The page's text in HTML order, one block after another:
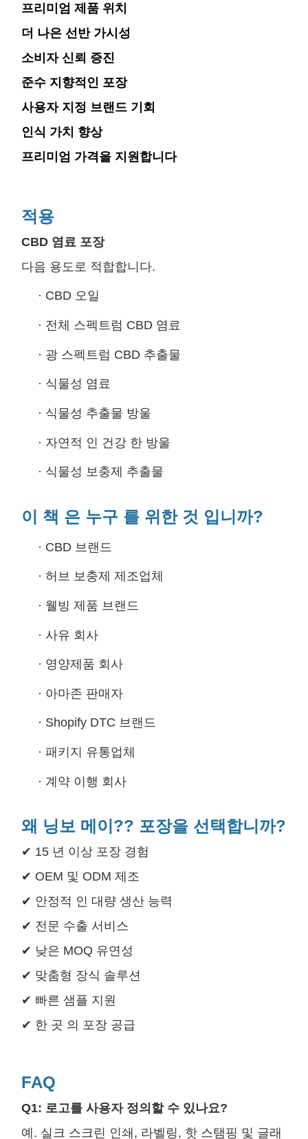
프리미엄 제품 위치
더 나은 선반 가시성
소비자 신뢰 증진
준수 지향적인 포장
사용자 지정 브랜드 기회
인식 가치 향상
프리미엄 가격을 지원합니다
적용
CBD 염료 포장
다음 용도로 적합합니다.
· CBD 오일
· 전체 스펙트럼 CBD 염료
· 광 스펙트럼 CBD 추출물
· 식물성 염료
· 식물성 추출물 방울
· 자연적 인 건강 한 방울
· 식물성 보충제 추출물
이 책 은 누구 를 위한 것 입니까?
· CBD 브랜드
· 허브 보충제 제조업체
· 웰빙 제품 브랜드
· 사유 회사
· 영양제품 회사
· 아마존 판매자
· Shopify DTC 브랜드
· 패키지 유통업체
· 계약 이행 회사
왜 닝보 메이?? 포장을 선택합니까?
✔ 15 년 이상 포장 경험
✔ OEM 및 ODM 제조
✔ 안정적 인 대량 생산 능력
✔ 전문 수출 서비스
✔ 낮은 MOQ 유연성
✔ 맞춤형 장식 솔루션
✔ 빠른 샘플 지원
✔ 한 곳 의 포장 공급
FAQ
Q1: 로고를 사용자 정의할 수 있나요?
예. 실크 스크린 인쇄, 라벨링, 핫 스탬핑 및 글래